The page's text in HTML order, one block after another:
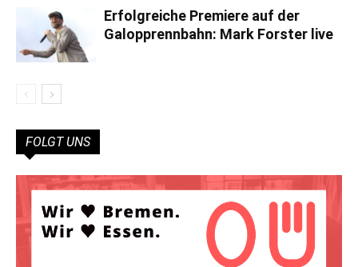
Erfolgreiche Premiere auf der
Galopprennbahn: Mark Forster live
FOLGT UNS